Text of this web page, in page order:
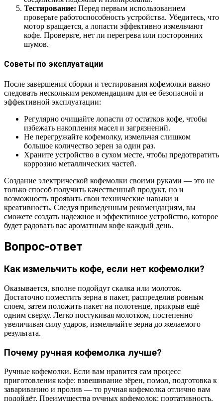
Тестирование: Перед первым использованием
проверьте работоспособность устройства. Убедитесь, что
мотор вращается, а лопасти эффективно измельчают
кофе. Проверьте, нет ли перегрева или посторонних
шумов.
Советы по эксплуатации
После завершения сборки и тестирования кофемолки важно
следовать нескольким рекомендациям для ее безопасной и
эффективной эксплуатации:
Регулярно очищайте лопасти от остатков кофе, чтобы
избежать накопления масел и загрязнений.
Не перегружайте кофемолку, измельчая слишком
большое количество зерен за один раз.
Храните устройство в сухом месте, чтобы предотвратить
коррозию металлических частей.
Создание электрической кофемолки своими руками — это не
только способ получить качественный продукт, но и
возможность проявить свои технические навыки и
креативность. Следуя приведенным рекомендациям, вы
сможете создать надежное и эффективное устройство, которое
будет радовать вас ароматным кофе каждый день.
Вопрос-ответ
Как измельчить кофе, если нет кофемолки?
Оказывается, вполне подойдут скалка или молоток.
Достаточно поместить зерна в пакет, распределив ровным
слоем, затем положить пакет на полотенце, прикрыв ещё
одним сверху. Легко постукивая молотком, постепенно
увеличивая силу ударов, измельчайте зерна до желаемого
результата.
Почему ручная кофемолка лучше?
Ручные кофемолки. Если вам нравится сам процесс
приготовления кофе: взвешивание зёрен, помол, подготовка к
завариванию и пролив — то ручная кофемолка отлично вам
подойдёт. Преимущества ручных кофемолок: портативность.